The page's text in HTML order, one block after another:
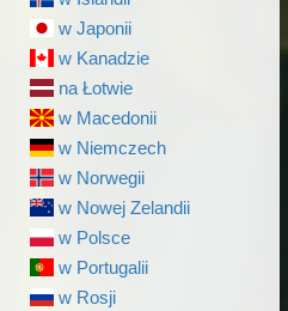
w Japonii
w Kanadzie
na Łotwie
w Macedonii
w Niemczech
w Norwegii
w Nowej Zelandii
w Polsce
w Portugalii
w Rosji